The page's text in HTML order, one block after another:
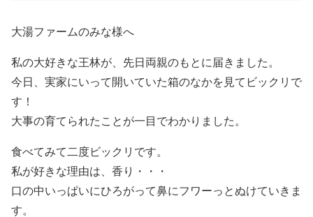
大湯ファームのみな様へ
私の大好きな王林が、先日両親のもとに届きました。
今日、実家にいって開いていた箱のなかを見てビックリで
す！
大事の育てられたことが一目でわかりました。
食べてみて二度ビックリです。
私が好きな理由は、香り・・・
口の中いっぱいにひろがって鼻にフワーっとぬけていきま
す。